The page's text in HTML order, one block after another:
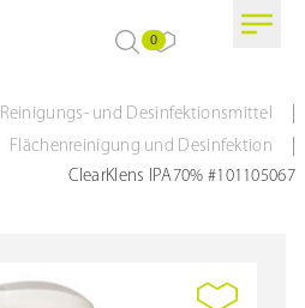
0
Reinigungs- und Desinfektionsmittel
Flächenreinigung und Desinfektion
ClearKlens IPA70% #101105067